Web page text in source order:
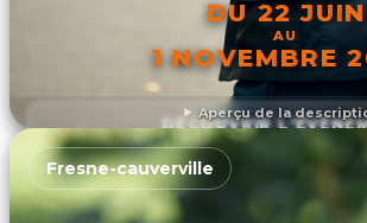
Aperçu de la
DU 22 JUIN
AU
1 NOVEMBRE
DÉCOUVRIR
Fresne-cauverville